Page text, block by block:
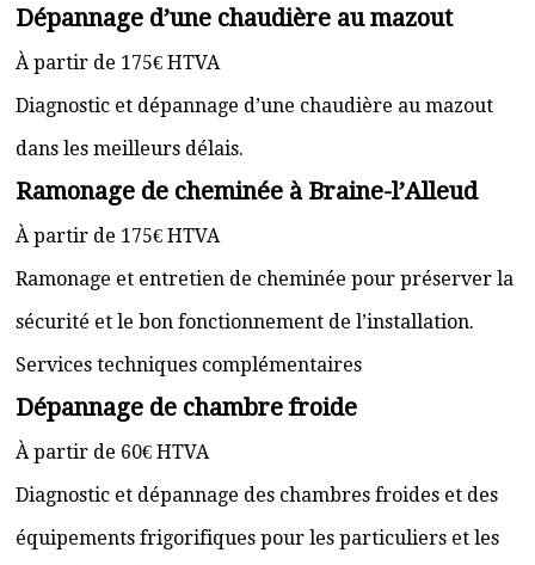
Dépannage d’une chaudière au mazout
À partir de 175€ HTVA
Diagnostic et dépannage d’une chaudière au mazout
dans les meilleurs délais.
Ramonage de cheminée à Braine-l’Alleud
À partir de 175€ HTVA
Ramonage et entretien de cheminée pour préserver la
sécurité et le bon fonctionnement de l’installation.
Services techniques complémentaires
Dépannage de chambre froide
À partir de 60€ HTVA
Diagnostic et dépannage des chambres froides et des
équipements frigorifiques pour les particuliers et les